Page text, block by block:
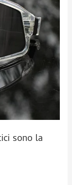
sono la